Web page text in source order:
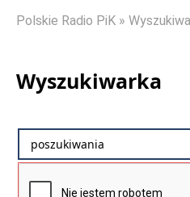
Polskie Radio PiK
Wyszukiwarka